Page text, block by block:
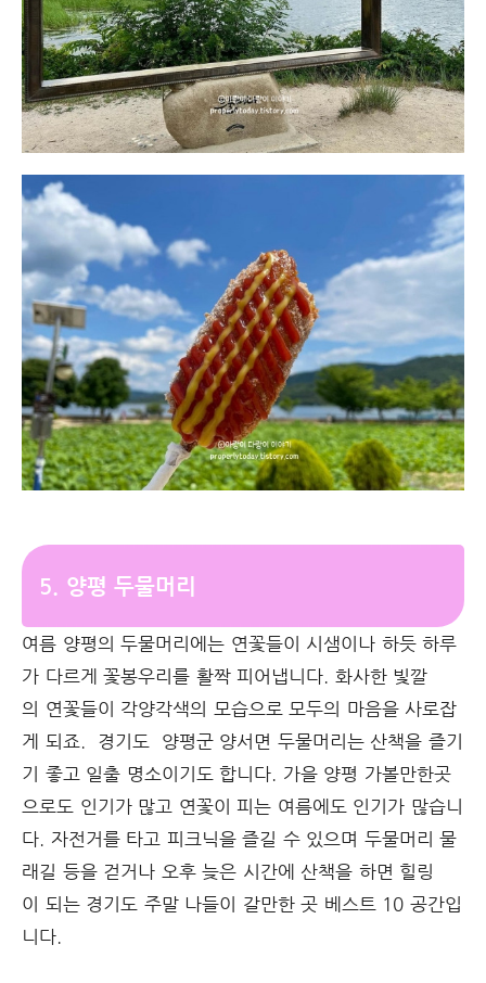
5. 양평 두물머리
여름 양평의 두물머리에는 연꽃들이 시샘이나 하듯 하루
가 다르게 꽃봉우리를 활짝 피어냅니다. 화사한 빛깔
의 연꽃들이 각양각색의 모습으로 모두의 마음을 사로잡
게 되죠. 경기도 양평군 양서면 두물머리는 산책을 즐기
기 좋고 일출 명소이기도 합니다. 가을 양평 가볼만한곳
으로도 인기가 많고 연꽃이 피는 여름에도 인기가 많습니
다. 자전거를 타고 피크닉을 즐길 수 있으며 두물머리 물
래길 등을 걷거나 오후 늦은 시간에 산책을 하면 힐링
이 되는 경기도 주말 나들이 갈만한 곳 베스트 10 공간입
니다.